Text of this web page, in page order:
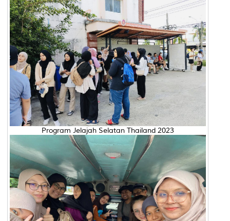
Program Jelajah Selatan Thailand 2023